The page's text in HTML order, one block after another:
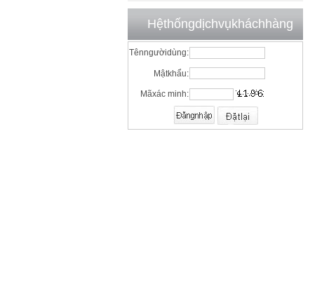
Hệthốngdịchvụkháchhàng
Tênngườidùng:
Mậtkhẩu:
Mãxác minh: